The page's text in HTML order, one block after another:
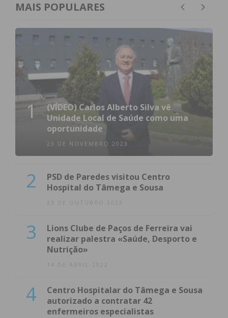
MAIS POPULARES
1
(VÍDEO) Carlos Alberto Silva vê
Unidade Local de Saúde como uma
oportunidade
23 DE NOVEMBRO 2023
2
PSD de Paredes visitou Centro
Hospital do Tâmega e Sousa
23 DE OUTUBRO 2023
3
Lions Clube de Paços de Ferreira vai
realizar palestra «Saúde, Desporto e
Nutrição»
14 DE ABRIL 2022
4
Centro Hospitalar do Tâmega e Sousa
autorizado a contratar 42
enfermeiros especialistas